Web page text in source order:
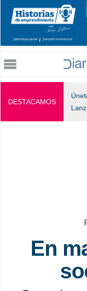
DESTACAMOS
En